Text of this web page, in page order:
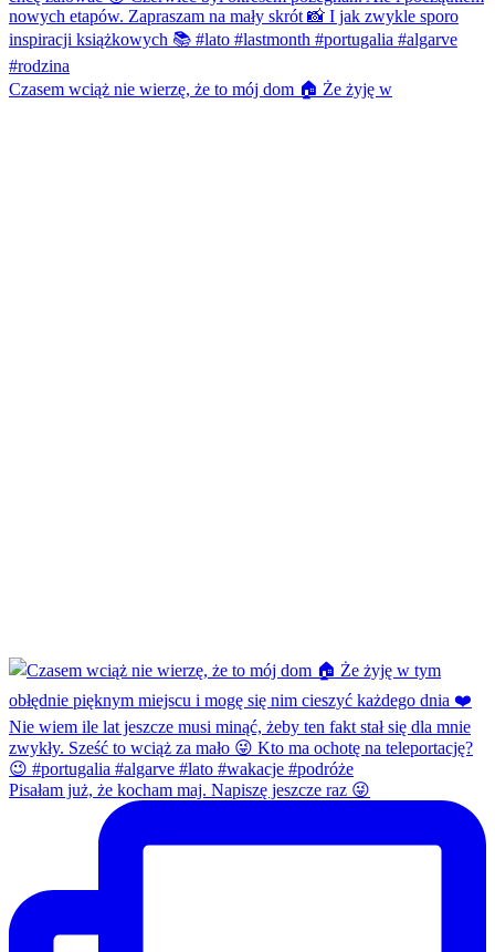
Czasem wciąż nie wierzę, że to mój dom 🏠 Że żyję w
Pisałam już, że kocham maj. Napiszę jeszcze raz 😜